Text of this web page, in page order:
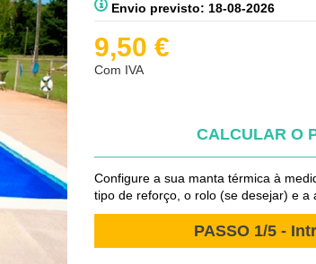
Envio previsto: 18-08-2026
9,50 €
Com IVA
CALCULAR O
Configure a sua manta térmica à
tipo de reforço, o rolo (se desejar) e a
PASSO 1/5 -